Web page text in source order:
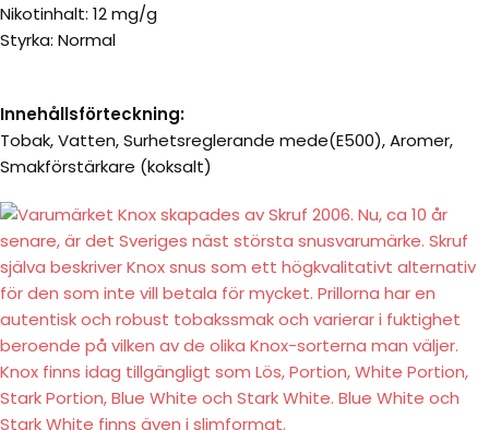
Nikotinhalt: 12 mg/g
Styrka: Normal
Innehållsförteckning:
Tobak, Vatten, Surhetsreglerande mede(E500), Aromer,
Smakförstärkare (koksalt)